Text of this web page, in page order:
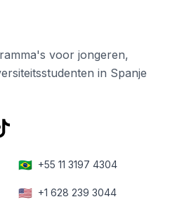
voor jongeren,
in Spanje
🇧🇷 +55 11 3197 4304
🇺🇸 +1 628 239 3044